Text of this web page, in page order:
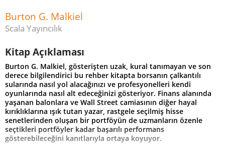
Burton G. Malkiel
Scala Yayıncılık
Kitap Açıklaması
Burton G. Malkiel, gösterişten uzak, kural tanımayan ve son
derece bilgilendirici bu rehber kitapta borsanın çalkantılı
sularında nasıl yol alacağınızı ve profesyonelleri kendi
oyunlarında nasıl alt edeceğinizi gösteriyor. Finans alanında
yaşanan balonlara ve Wall Street camiasının diğer hayal
kırıklıklarına ışık tutan yazar, rastgele seçilmiş hisse
senetlerinden oluşan bir portföyün de uzmanların özenle
seçtikleri portföyler kadar başarılı performans
gösterebileceğini kanıtlarıyla ortaya koyuyor.